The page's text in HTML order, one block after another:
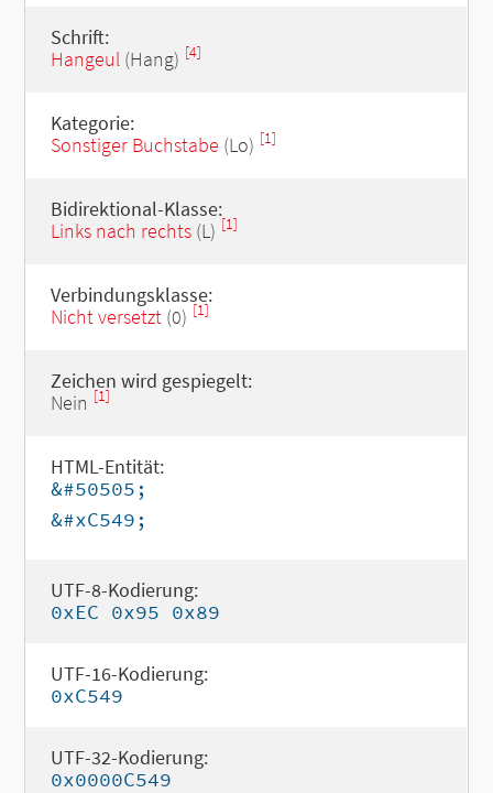
Schrift:
Hangeul(Hang) [4]
Kategorie:
Sonstiger Buchstabe (Lo) [1]
Bidirektional-Klasse:
Links nach rechts(L) [1]
Verbindungsklasse:
Nicht versetzt(0) [1]
Zeichen wird gespiegelt:
Nein [1]
HTML-Entität:
&#50505;
&#xC549;
UTF-8-Kodierung:
0xEC 0x95 0x89
UTF-16-Kodierung:
0xC549
UTF-32-Kodierung:
0x0000C549